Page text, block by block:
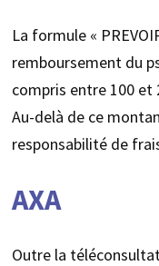
La formule «
remboursement du
compris entre 100 et
Au-delà de ce
responsabilité de
AXA
Outre la